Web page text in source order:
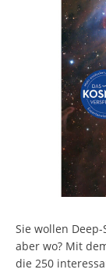
Sie wollen
aber wo? Mit
die 250